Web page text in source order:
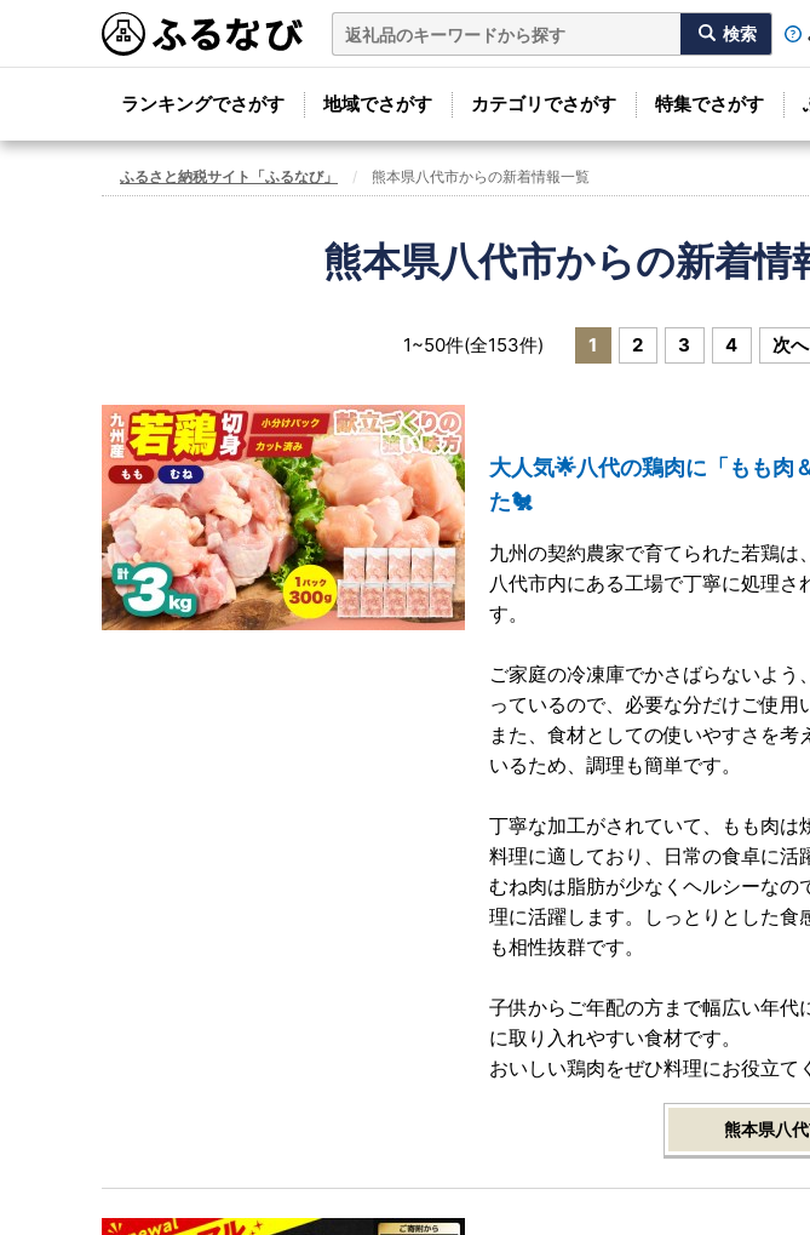
ランキングでさがす 地域でさがす カテゴリでさがす 特集でさがす
ふるさと納税サイト「ふるなび」 熊本県八代市からの新着情報一覧
熊本県八代市からの新着情
1~50件(全153件) 1 2 3 4 次へ
大人気🌟八代の鶏肉に「もも肉
た🐔
九州の契約農家で育てられた若鶏は
八代市内にある工場で丁寧に処理さ
す。
ご家庭の冷凍庫でかさばらないよ
っているので、必要な分だけご使用
また、食材としての使いやすさを
いるため、調理も簡単です。
丁寧な加工がされていて、もも肉は
料理に適しており、日常の食卓に活
むね肉は脂肪が少なくヘルシーな
理に活躍します。しっとりとした食
も相性抜群です。
子供からご年配の方まで幅広い年
に取り入れやすい食材です。
おいしい鶏肉をぜひ料理にお役立て
熊本県八